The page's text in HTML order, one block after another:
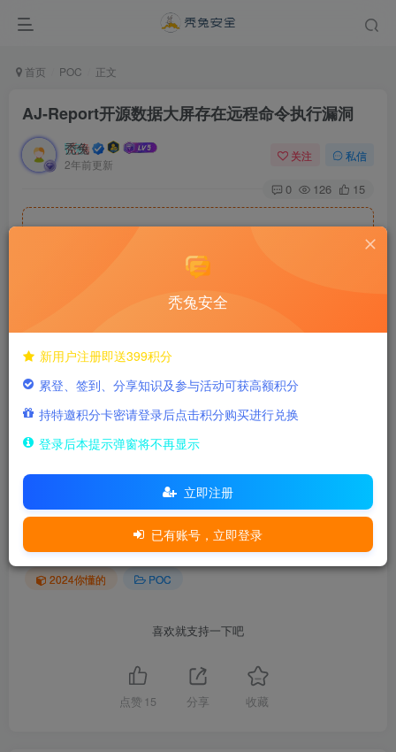
首页 POC 正文
AJ-Report开源数据大屏存在远程命令执行漏洞
秃兔
2年前更新
关注 私信
0 126 15
AJ-Report开源数据大屏存在远程
命令执行漏洞_秃兔安全
本文链接：
https://www.tutusec.com/770.html
THE END
2024你懂的 POC
喜欢就支持一下吧
点赞 15 分享 收藏
秃兔安全
新用户注册即送399积分
累登、签到、分享知识及参与活动可获高额积分
持特邀积分卡密请登录后点击积分购买进行兑换
登录后本提示弹窗将不再显示
立即注册
已有账号，立即登录